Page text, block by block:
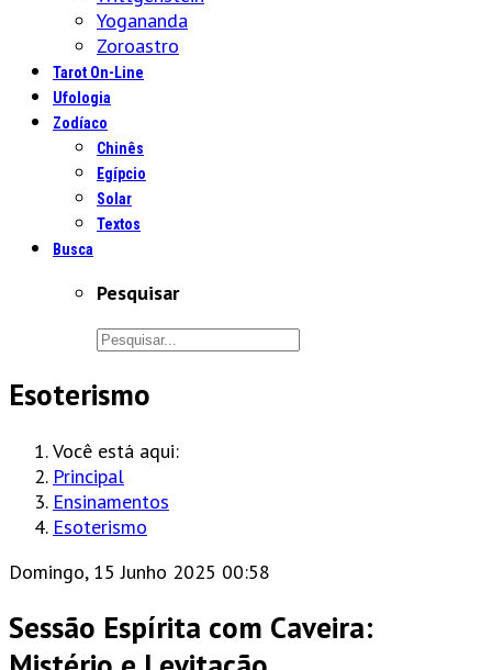
Yogananda
Zoroastro
Tarot On-Line
Ufologia
Zodíaco
Chinês
Egípcio
Solar
Textos
Busca
Pesquisar
Esoterismo
Você está aqui:
Principal
Ensinamentos
Esoterismo
Domingo, 15 Junho 2025 00:58
Sessão Espírita com Caveira: